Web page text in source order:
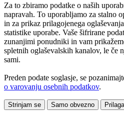
Za to zbiramo podatke o naših
napravah. To uporabljamo za stalno
in za prikaz prilagojenega
statistike uporabe. Vaše šifrirane
zunanjimi ponudniki in vam
spletnih oglaševalskih kanalov, le če
sami.
Preden podate soglasje, se
o varovanju osebnih podatkov.
Strinjam se Samo obvezno